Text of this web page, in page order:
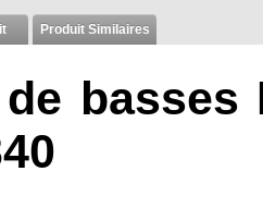
Produit Similaires
basses